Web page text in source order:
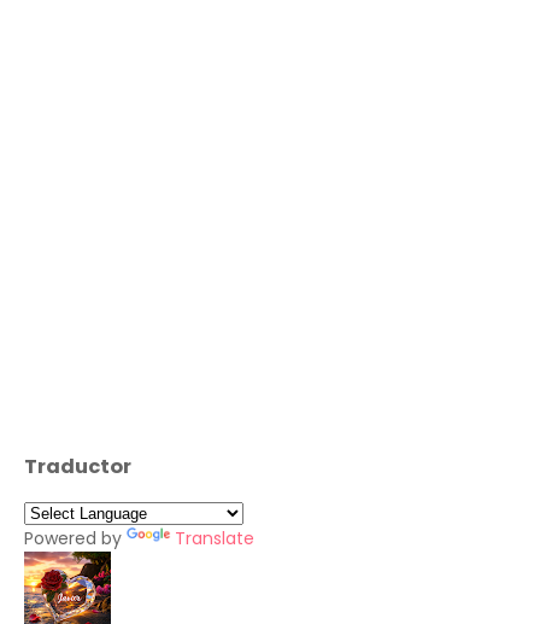
Traductor
Powered by Translate